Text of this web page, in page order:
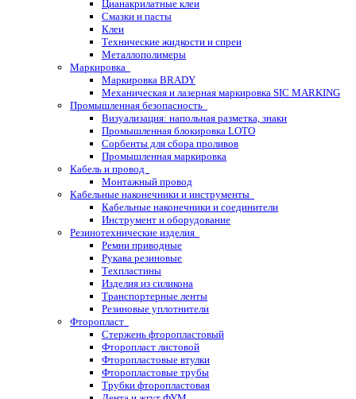
Цианакрилатные клеи
Смазки и пасты
Клеи
Технические жидкости и спреи
Металлополимеры
Маркировка
Маркировка BRADY
Механическая и лазерная маркировка SIC MARKING
Промышленная безопасность
Визуализация: напольная разметка, знаки
Промышленная блокировка LOTO
Сорбенты для сбора проливов
Промышленная маркировка
Кабель и провод
Монтажный провод
Кабельные наконечники и инструменты
Кабельные наконечники и соединители
Инструмент и оборудование
Резинотехнические изделия
Ремни приводные
Рукава резиновые
Техпластины
Изделия из силикона
Транспортерные ленты
Резиновые уплотнители
Фторопласт
Стержень фторопластовый
Фторопласт листовой
Фторопластовые втулки
Фторопластовые трубы
Трубки фторопластовая